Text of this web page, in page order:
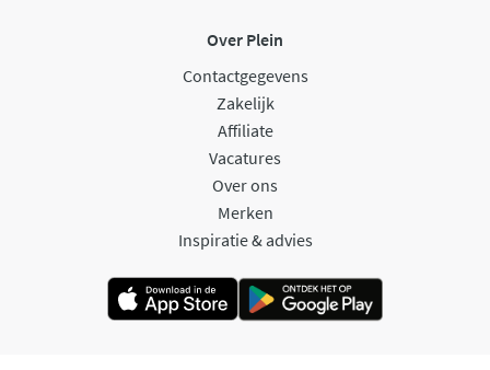
Over Plein
Contactgegevens
Zakelijk
Affiliate
Vacatures
Over ons
Merken
Inspiratie & advies